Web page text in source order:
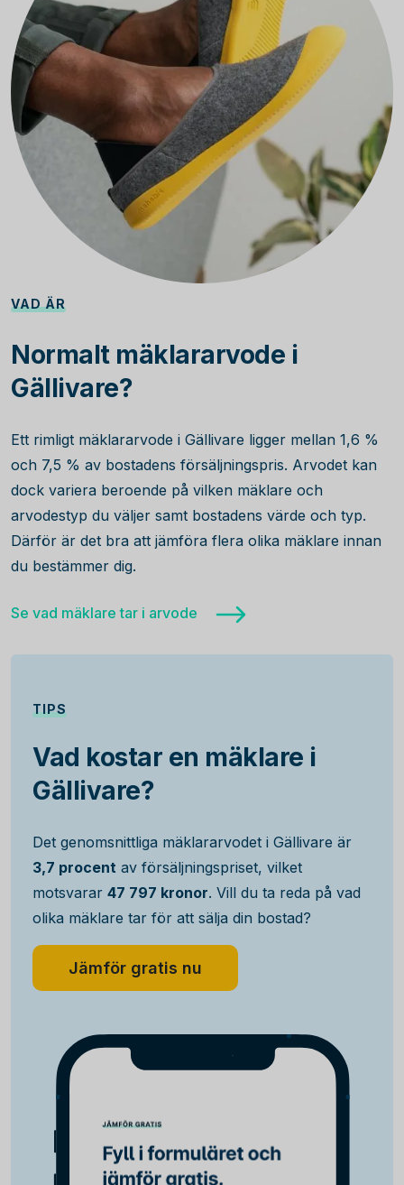
VAD ÄR
Normalt mäklararvode i
Gällivare?
Ett rimligt mäklararvode i Gällivare ligger mellan 1,6 %
och 7,5 % av bostadens försäljningspris. Arvodet kan
dock variera beroende på vilken mäklare och
arvodestyp du väljer samt bostadens värde och typ.
Därför är det bra att jämföra flera olika mäklare innan
du bestämmer dig.
Se vad mäklare tar i arvode
TIPS
Vad kostar en mäklare i
Gällivare?
Det genomsnittliga mäklararvodet i Gällivare är
3,7 procent av försäljningspriset, vilket
motsvarar 47 797 kronor. Vill du ta reda på vad
olika mäklare tar för att sälja din bostad?
Jämför gratis nu